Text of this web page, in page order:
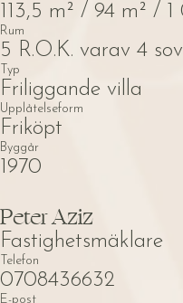
113,5 m² / 94 m² /
Rum
5 R.O.K. varav 4
Typ
Friliggande villa
Upplåtelseform
Friköpt
Byggår
1970
Peter Aziz
Fastighetsmäklare
Telefon
0708436632
E-post